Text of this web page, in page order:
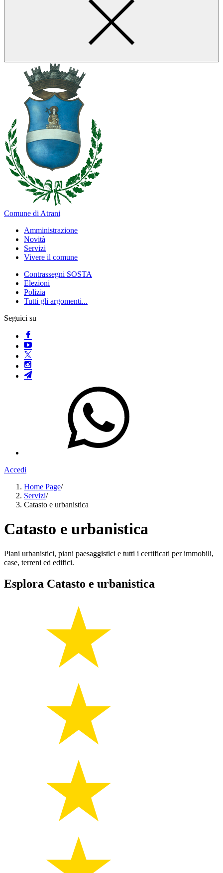
Comune di Atrani
Amministrazione
Novità
Servizi
Vivere il comune
Contrassegni SOSTA
Elezioni
Polizia
Tutti gli argomenti...
Seguici su
Accedi
Home Page/
Servizi/
Catasto e urbanistica
Catasto e urbanistica
Piani urbanistici, piani paesaggistici e tutti i certificati per immobili,
case, terreni ed edifici.
Esplora Catasto e urbanistica